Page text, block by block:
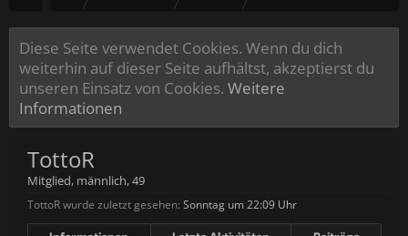
Diese Seite verwendet Cookies. Wenn du dich
weiterhin auf dieser Seite aufhältst, akzeptierst du
unseren Einsatz von Cookies. Weitere
Informationen
TottoR
Mitglied, männlich, 49
TottoR wurde zuletzt gesehen: Sonntag um 22:09 Uhr